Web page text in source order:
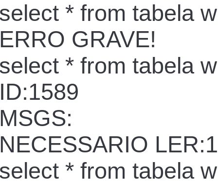
* from tabela
GRAVE!
* from tabela
* from tabela